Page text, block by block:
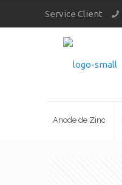
Service Client
Anode de Zinc